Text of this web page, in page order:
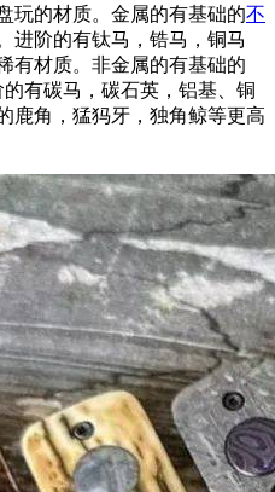
玩的材质。金属的有基础的不
进阶的有钛马，锆马，铜马
有材质。非金属的有基础的
有碳马，碳石英，铝基、铜
鹿角，猛犸牙，独角鲸等更高